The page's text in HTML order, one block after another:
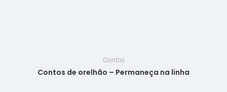
Contos
Contos de orelhão – Permaneça na linha